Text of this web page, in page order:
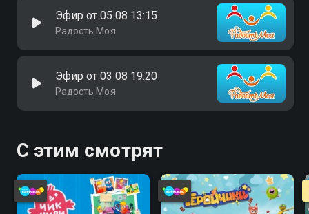
Эфир от 05.08 13:15
Радость Моя
Эфир от 03.08 19:20
Радость Моя
С этим смотрят